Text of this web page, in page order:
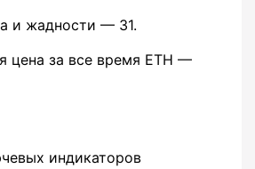
и жадности — 31.
цена за все время ETH —
индикаторов